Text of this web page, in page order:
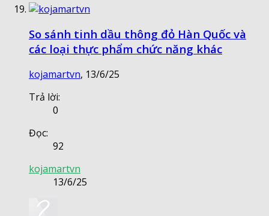
So sánh tinh dầu thông đỏ Hàn Quốc và
các loại thực phẩm chức năng khác
kojamartvn, 13/6/25
Trả lời:
0
Đọc:
92
kojamartvn
13/6/25